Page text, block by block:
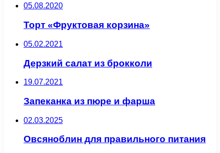
05.08.2020
Торт «Фруктовая корзина»
05.02.2021
Дерзкий салат из брокколи
19.07.2021
Запеканка из пюре и фарша
02.03.2025
Овсяноблин для правильного питания